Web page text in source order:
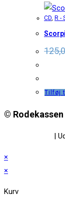
CD, R -
Tilføj
© Rodekassen
|
×
×
Kurv